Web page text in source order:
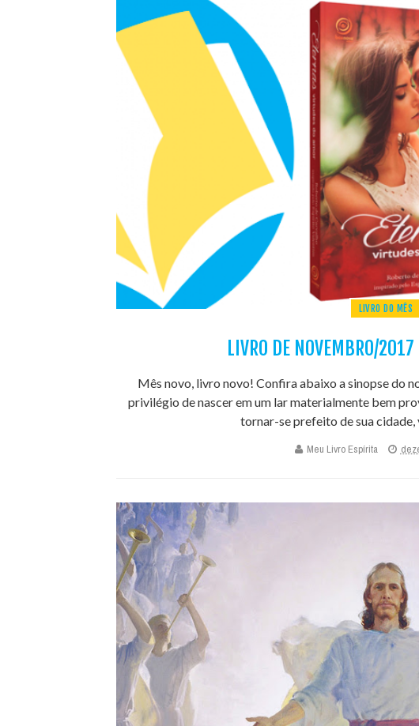
LIVRO DO MÊS
LIVRO DE NOVEMBRO/2017
Mês novo, livro novo! Confira abaixo a sinopse do
privilégio de nascer em um lar materialmente bem
tornar-se prefeito de sua cidade,
Meu Livro Espírita